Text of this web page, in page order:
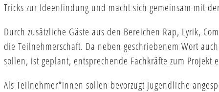
Tricks zur Ideenfindung und macht sich gemeinsam mit
Durch zusätzliche Gäste aus den Bereichen Rap, Lyrik,
die Teilnehmerschaft. Da neben geschriebenem Wort
sollen, ist geplant, entsprechende Fachkräfte zum Projekt
Als Teilnehmer*innen sollen bevorzugt Jugendliche